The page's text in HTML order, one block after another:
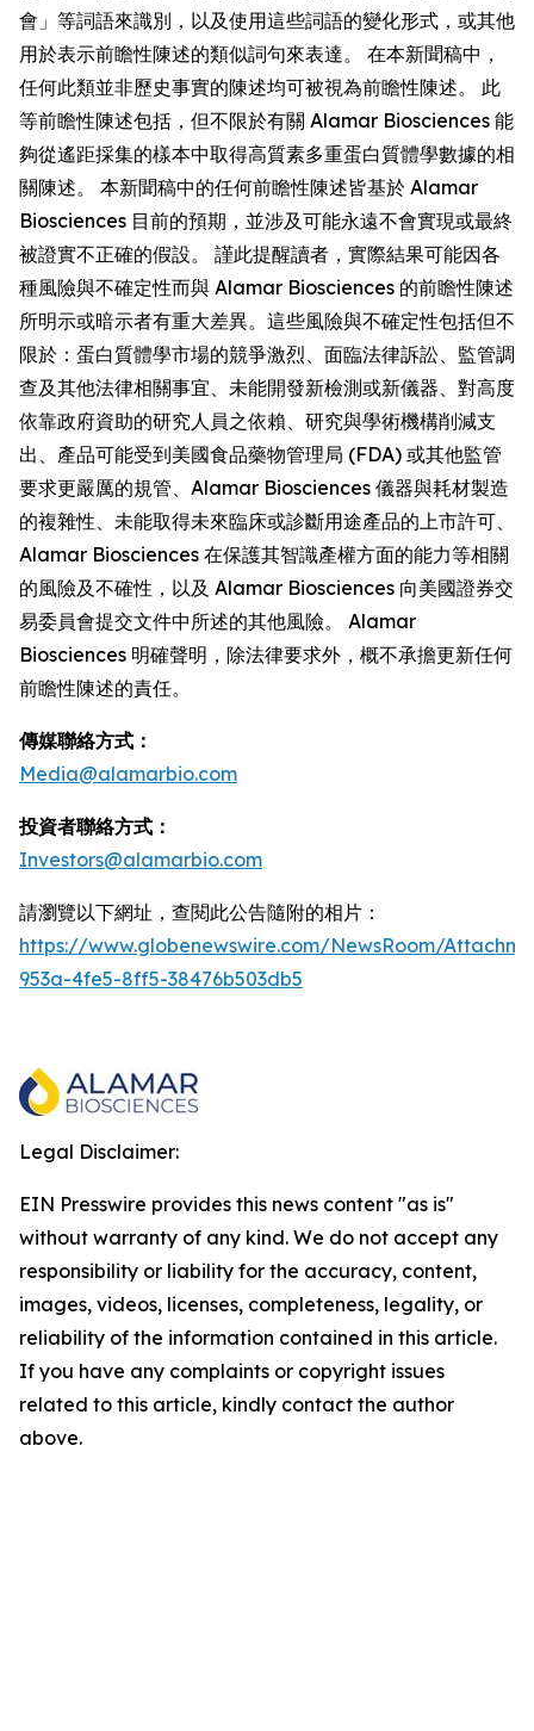
會」等詞語來識別，以及使用這些詞語的變化形式，或其他
用於表示前瞻性陳述的類似詞句來表達。 在本新聞稿中，
任何此類並非歷史事實的陳述均可被視為前瞻性陳述。 此
等前瞻性陳述包括，但不限於有關 Alamar Biosciences 能
夠從遙距採集的樣本中取得高質素多重蛋白質體學數據的相
關陳述。 本新聞稿中的任何前瞻性陳述皆基於 Alamar
Biosciences 目前的預期，並涉及可能永遠不會實現或最終
被證實不正確的假設。 謹此提醒讀者，實際結果可能因各
種風險與不確定性而與 Alamar Biosciences 的前瞻性陳述
所明示或暗示者有重大差異。這些風險與不確定性包括但不
限於：蛋白質體學市場的競爭激烈、面臨法律訴訟、監管調
查及其他法律相關事宜、未能開發新檢測或新儀器、對高度
依靠政府資助的研究人員之依賴、研究與學術機構削減支
出、產品可能受到美國食品藥物管理局 (FDA) 或其他監管
要求更嚴厲的規管、Alamar Biosciences 儀器與耗材製造
的複雜性、未能取得未來臨床或診斷用途產品的上市許可、
Alamar Biosciences 在保護其智識產權方面的能力等相關
的風險及不確性，以及 Alamar Biosciences 向美國證券交
易委員會提交文件中所述的其他風險。 Alamar
Biosciences 明確聲明，除法律要求外，概不承擔更新任何
前瞻性陳述的責任。
傳媒聯絡方式：
Media@alamarbio.com
投資者聯絡方式：
Investors@alamarbio.com
請瀏覽以下網址，查閱此公告隨附的相片：
https://www.globenewswire.com/NewsRoom/
953a-4fe5-8ff5-38476b503db5
Legal Disclaimer:
EIN Presswire provides this news content "as is"
without warranty of any kind. We do not accept any
responsibility or liability for the accuracy, content,
images, videos, licenses, completeness, legality, or
reliability of the information contained in this article.
If you have any complaints or copyright issues
related to this article, kindly contact the author
above.